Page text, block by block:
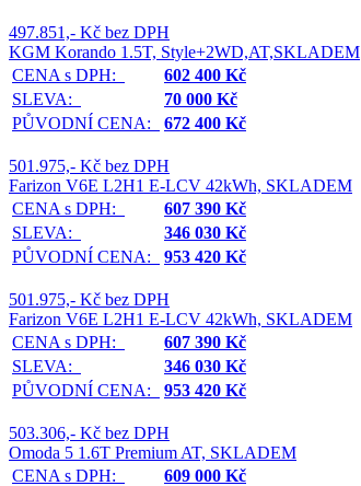
497.851,- Kč bez DPH
KGM Korando 1.5T, Style+2WD,AT,SKLADEM
CENA s DPH:
602 400 Kč
SLEVA:
70 000 Kč
PŮVODNÍ CENA:
672 400 Kč
501.975,- Kč bez DPH
Farizon V6E L2H1 E-LCV 42kWh, SKLADEM
CENA s DPH:
607 390 Kč
SLEVA:
346 030 Kč
PŮVODNÍ CENA:
953 420 Kč
501.975,- Kč bez DPH
Farizon V6E L2H1 E-LCV 42kWh, SKLADEM
CENA s DPH:
607 390 Kč
SLEVA:
346 030 Kč
PŮVODNÍ CENA:
953 420 Kč
503.306,- Kč bez DPH
Omoda 5 1.6T Premium AT, SKLADEM
CENA s DPH:
609 000 Kč